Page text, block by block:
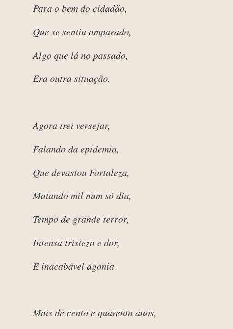
Para o bem do cidadão,
Que se sentiu amparado,
Algo que lá no passado,
Era outra situação.
Agora irei versejar,
Falando da epidemia,
Que devastou Fortaleza,
Matando mil num só dia,
Tempo de grande terror,
Intensa tristeza e dor,
E inacabável agonia.
Mais de cento e quarenta anos,